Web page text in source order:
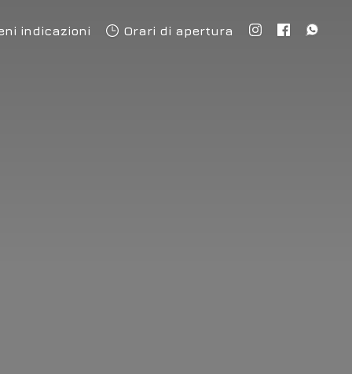
indicazioni Orari di apertura